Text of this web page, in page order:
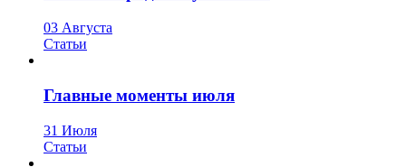
03 Августа
Статьи
Главные моменты июля
31 Июля
Статьи